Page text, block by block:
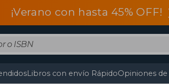
¡Verano con hasta 45% OFF!
Libros con envío RápidoOpiniones